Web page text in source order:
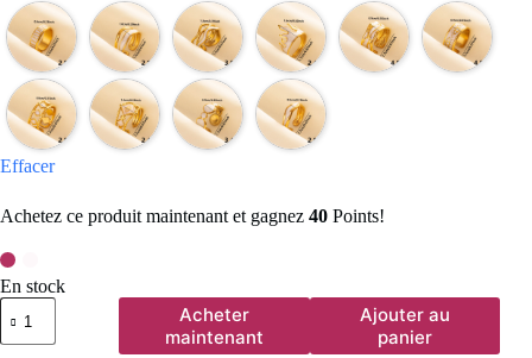
Effacer
Achetez ce produit maintenant et gagnez 40 Points!
En stock
quantité
de
Bagues
Acheter
maintenant
Ajouter au
panier